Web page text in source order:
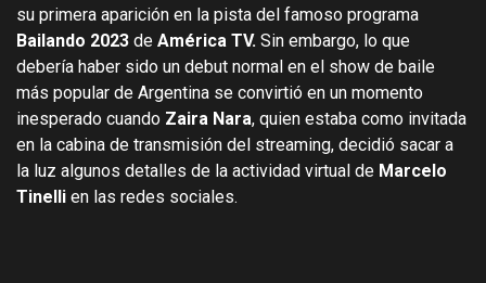
su primera aparición en la pista del famoso programa
Bailando 2023 de América TV. Sin embargo, lo que
debería haber sido un debut normal en el show de baile
más popular de Argentina se convirtió en un momento
inesperado cuando Zaira Nara, quien estaba como invitada
en la cabina de transmisión del streaming, decidió sacar a
la luz algunos detalles de la actividad virtual de Marcelo
Tinelli en las redes sociales.